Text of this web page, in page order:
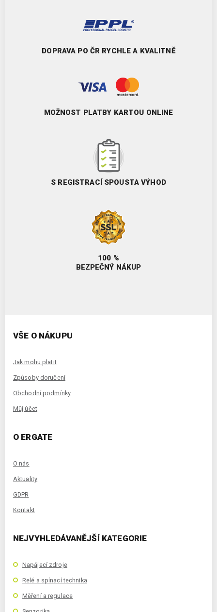
DOPRAVA PO ČR RYCHLE A KVALITNĚ
MOŽNOST PLATBY KARTOU ONLINE
S REGISTRACÍ SPOUSTA VÝHOD
100 %
BEZPEČNÝ NÁKUP
VŠE O NÁKUPU
Jak mohu platit
Způsoby doručení
Obchodní podmínky
Můj účet
O ERGATE
O nás
Aktuality
GDPR
Kontakt
NEJVYHLEDÁVANĚJŠÍ KATEGORIE
Napájecí zdroje
Relé a spínací technika
Měření a regulace